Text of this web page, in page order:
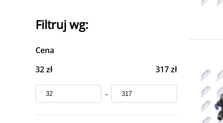
Filtruj wg:
Cena
32 zł
317 zł
-